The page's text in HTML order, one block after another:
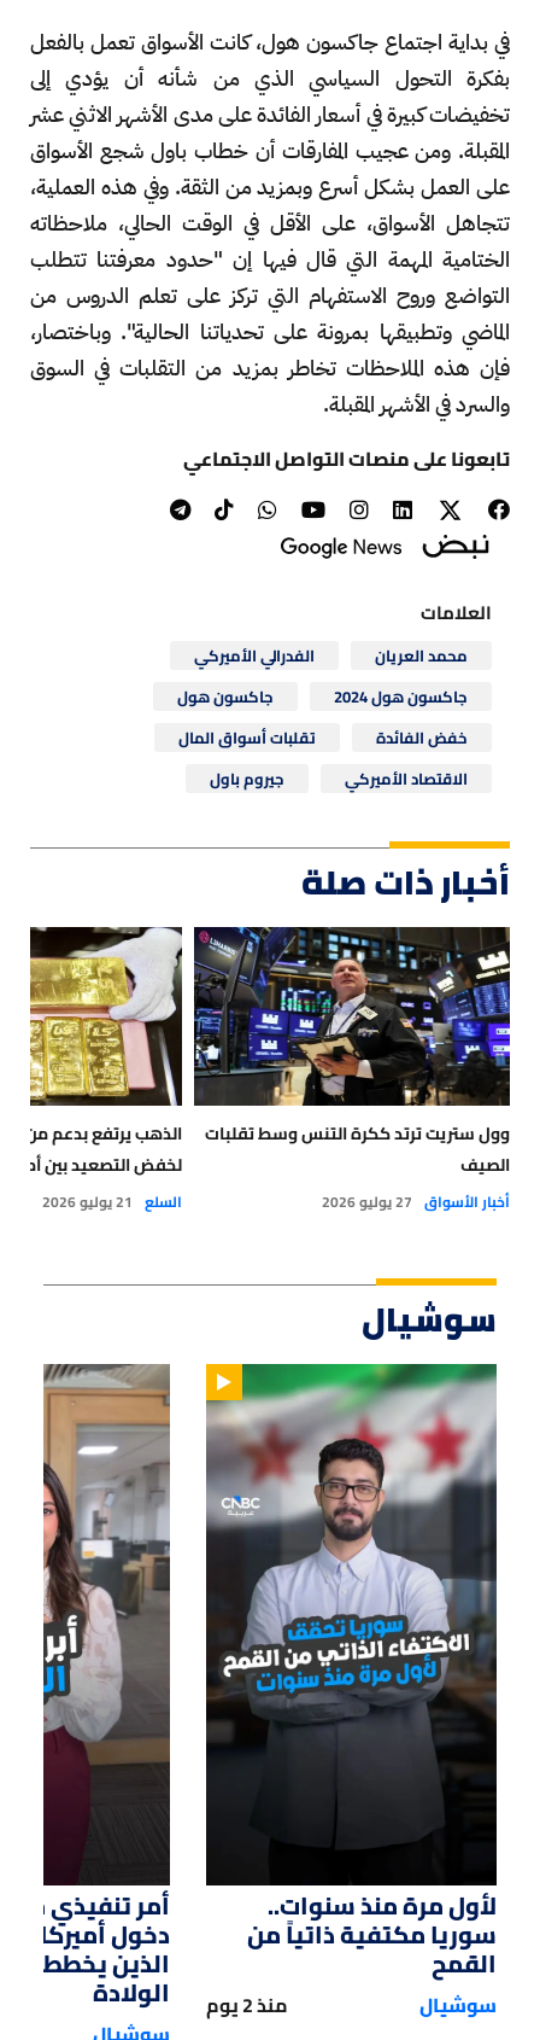
في بداية اجتماع جاكسون هول، كانت الأسواق تعمل بالفعل
بفكرة التحول السياسي الذي من شأنه أن يؤدي إلى
تخفيضات كبيرة في أسعار الفائدة على مدى الأشهر الاثني عشر
المقبلة. ومن عجيب المفارقات أن خطاب باول شجع الأسواق
على العمل بشكل أسرع وبمزيد من الثقة. وفي هذه العملية،
تتجاهل الأسواق، على الأقل في الوقت الحالي، ملاحظاته
الختامية المهمة التي قال فيها إن "حدود معرفتنا تتطلب
التواضع وروح الاستفهام التي تركز على تعلم الدروس من
الماضي وتطبيقها بمرونة على تحدياتنا الحالية". وباختصار،
فإن هذه الملاحظات تخاطر بمزيد من التقلبات في السوق
والسرد في الأشهر المقبلة.
تابعونا على منصات التواصل الاجتماعي
العلامات
محمد العريان
الفدرالي الأميركي
جاكسون هول 2024
جاكسون هول
خفض الفائدة
تقلبات أسواق المال
الاقتصاد الأميركي
جيروم باول
أخبار ذات صلة
وول ستريت ترتد ككرة التنس وسط تقلبات
الصيف
أخبار الأسواق 27 يوليو 2026
الذهب يرتفع بدعم من
لخفض التصعيد بين
السلع 21 يوليو 2026
سوشيال
01:33
لأول مرة منذ سنوات..
سوريا مكتفية ذاتياً من
القمح
سوشيال منذ 2 يوم
أمر تنفيذي من
دخول أميركا
الذين يخططون
الولادة